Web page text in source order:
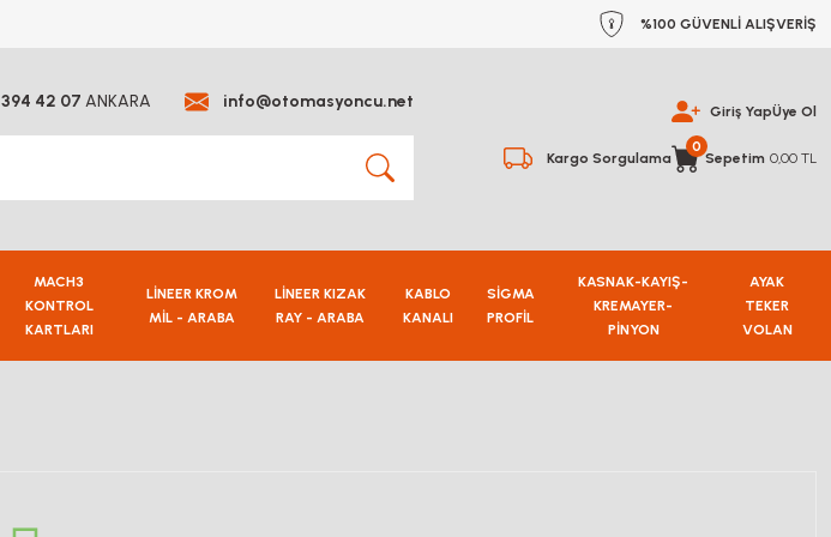
%100 GÜVENLİ ALIŞVERİŞ
394 42 07 ANKARA info@otomasyoncu.net Giriş YapÜye Ol
Kargo Sorgulama Sepetim 0,00 TL
0
MACH3
KONTROL
KARTLARI
LİNEER KROM
MİL - ARABA
LİNEER KIZAK
RAY - ARABA
KABLO
KANALI
SİGMA
PROFİL
KASNAK-KAYIŞ-
KREMAYER-
PİNYON
AYAK
TEKER
VOLAN